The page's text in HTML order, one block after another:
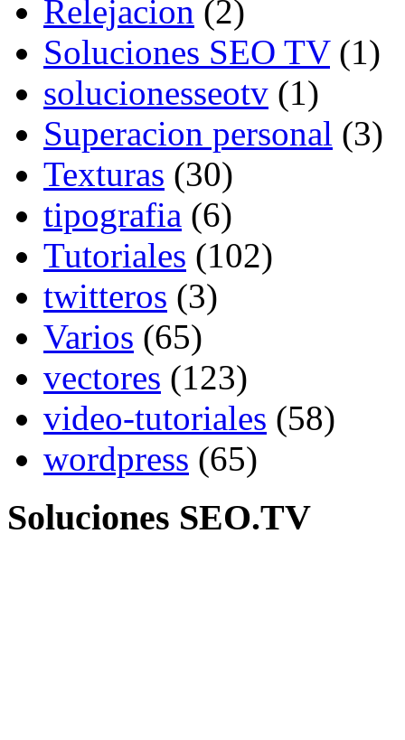
Relejacion (2)
Soluciones SEO TV(1)
solucionesseotv (1)
Superacion personal (3)
Texturas (30)
tipografia (6)
Tutoriales (102)
twitteros (3)
Varios (65)
vectores (123)
video-tutoriales (58)
wordpress (65)
Soluciones SEO.TV